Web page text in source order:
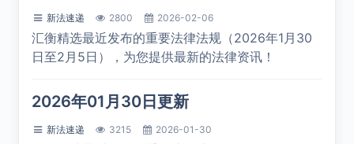
新法速递 2800 2026-02-06
汇衡精选最近发布的重要法律法规（2026年1月30
日至2月5日），为您提供最新的法律资讯！
2026年01月30日更新
新法速递 3215 2026-01-30